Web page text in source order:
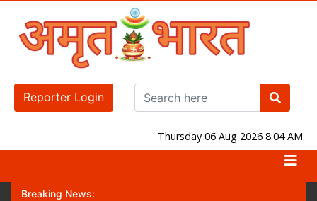
Reporter Login
Thursday 06 Aug 2026 8:04 AM
Breaking News: